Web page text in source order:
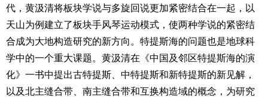
代，黄汲清将板块学说与多旋回说更加紧密结合在一起，以
天山为例建立了板块手风琴运动模式，使两种学说的紧密结
合成为大地构造研究的新方向。特提斯海的问题也是地球科
学中的一个重大课题。黄汲清在《中国及邻区特提斯海的演
化》一书中提出古特提斯、中特提斯和新特提斯的新见解，
以及北主缝合带、南主缝合带和互换构造域的概念，为研究